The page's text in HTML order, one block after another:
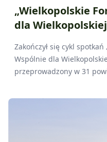
„Wielkopolskie
dla
Zakończył się cykl
Wspólnie dla
przeprowadzony w 31
przedstawicielami